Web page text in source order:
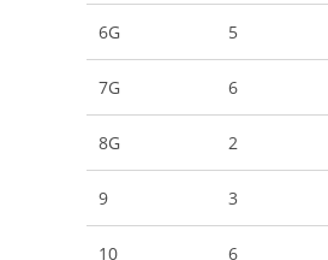
6G 5
7G 6
8G 2
9 3
10 6